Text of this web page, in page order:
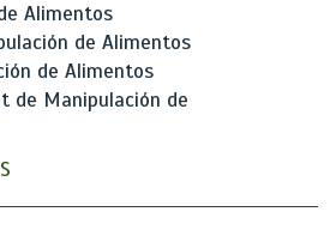
Alimentos
de Alimentos
de Alimentos
de Manipulación de